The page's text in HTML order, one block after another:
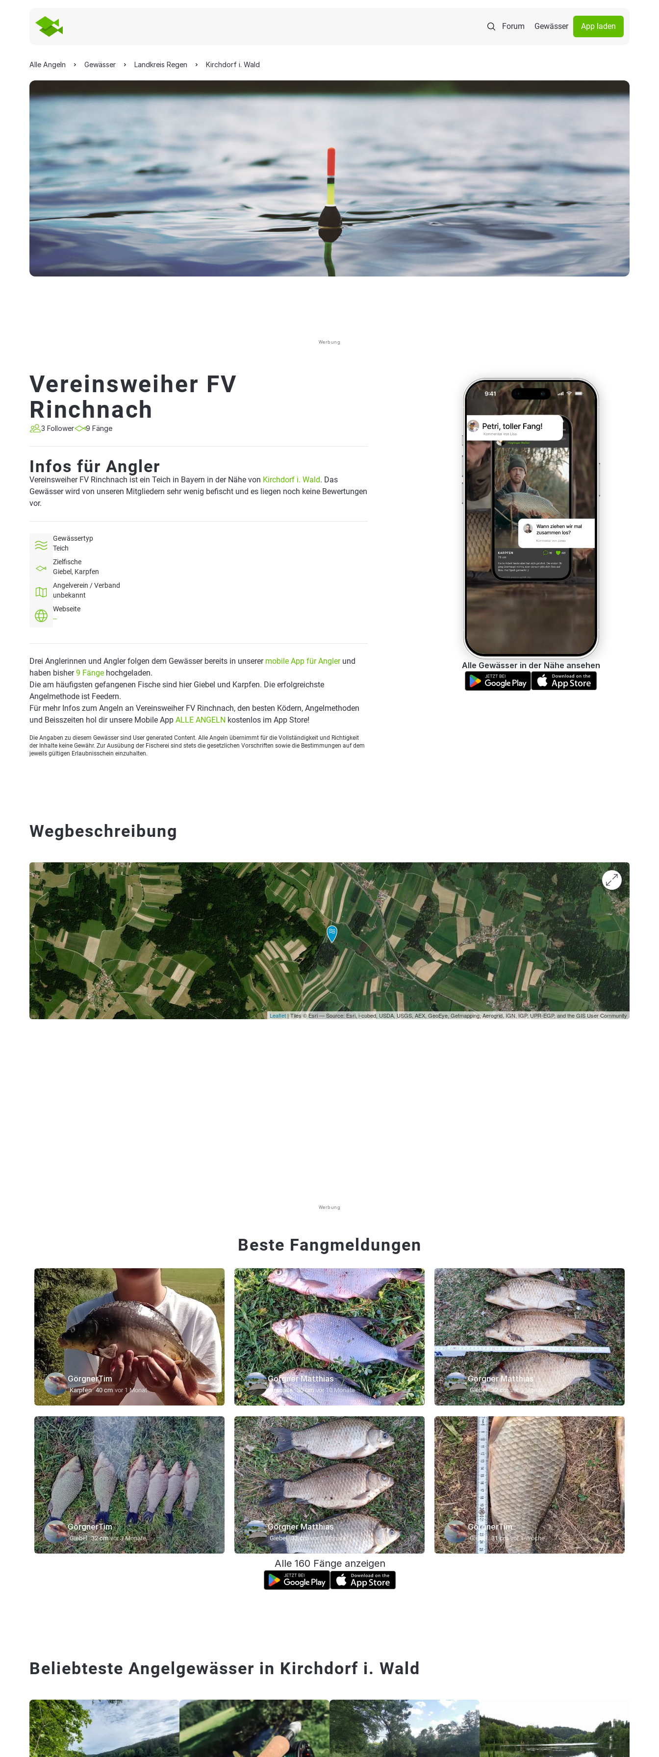
Forum Gewässer App laden
Alle Angeln Gewässer Landkreis Regen Kirchdorf i. Wald
Werbung
Vereinsweiher FV
Rinchnach
3 Follower 9 Fänge
Infos für Angler
Vereinsweiher FV Rinchnach ist ein Teich in Bayern in der Nähe von Kirchdorf i. Wald. Das
Gewässer wird von unseren Mitgliedern sehr wenig befischt und es liegen noch keine Bewertungen
vor.
Gewässertyp
Teich
Zielfische
Giebel, Karpfen
Angelverein / Verband
unbekannt
Webseite
--
Drei Anglerinnen und Angler folgen dem Gewässer bereits in unserer mobile App für Anglerund
haben bisher9 Fänge hochgeladen.
Die am häufigsten gefangenen Fische sind hier Giebel und Karpfen. Die erfolgreichste
Angelmethode ist Feedern.
Für mehr Infos zum Angeln an Vereinsweiher FV Rinchnach, den besten Ködern, Angelmethoden
und Beisszeiten hol dir unsere Mobile App ALLE ANGELN kostenlos im App Store!
Die Angaben zu diesem Gewässer sind User generated Content. Alle Angeln übernimmt für die Vollständigkeit und Richtigkeit
der Inhalte keine Gewähr. Zur Ausübung der Fischerei sind stets die gesetzlichen Vorschriften sowie die Bestimmungen auf dem
jeweils gültigen Erlaubnisschein einzuhalten.
Alle Gewässer in der Nähe ansehen
Wegbeschreibung
Leaflet | Tiles © Esri — Source: Esri, i-cubed, USDA, USGS, AEX, GeoEye, Getmapping, Aerogrid, IGN, IGP, UPR-EGP, and the GIS User Community
Werbung
Beste Fangmeldungen
GörgnerTim
Karpfen 40 cm vor 1 Monat
Görgner Matthias
Brachse 30 cm vor 10 Monate
Görgner Matthias
Giebel 32 cm vor 3 Monate
GörgnerTim
Giebel 32 cm vor 3 Monate
Görgner Matthias
Giebel 32 cm vor 3 Monate
GörgnerTim
Giebel 31 cm vor 1 Woche
Alle 160 Fänge anzeigen
Beliebteste Angelgewässer in Kirchdorf i. Wald